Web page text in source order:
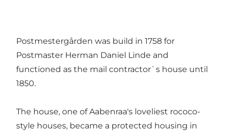
Postmestergården was build in 1758 for
Postmaster Herman Daniel Linde and
functioned as the mail contractor`s house until
1850.
The house, one of Aabenraa's loveliest rococo-
style houses, became a protected housing in